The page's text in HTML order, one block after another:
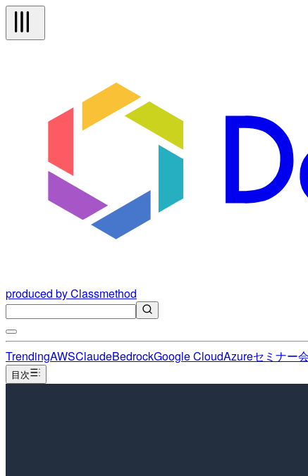
produced by Classmethod
TrendingAWSClaudeBedrockGoogle CloudAzureセミナー
目次